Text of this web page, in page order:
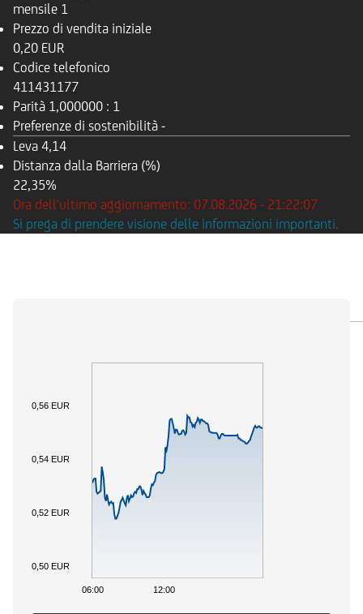
mensile 1
Prezzo di vendita iniziale
0,20 EUR
Codice telefonico
411431177
Parità 1,000000 : 1
Preferenze di sostenibilità -
Leva 4,14
Distanza dalla Barriera (%)
22,35%
Ora dell'ultimo aggiornamento: 07.08.2026 - 21:22:07
Si prega di prendere visione delle informazioni importanti.
06:00 12:00
0,50 EUR
0,52 EUR
0,54 EUR
0,56 EUR